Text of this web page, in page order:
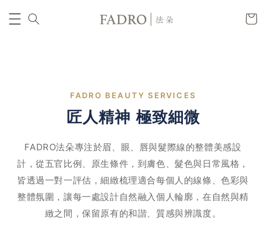
FADRO BEAUTY SERVICES
匠人精神 極致細微
FADRO法朵專注於眉、眼、唇與髮際線的整體美感設
計，從五官比例、原生條件，到膚色、髮色與日常風格，
皆透過一對一評估，細緻梳理適合每個人的線條、色彩與
整體氛圍，讓每一處設計自然融入個人輪廓，在自然與精
緻之間，保留原有的和諧、質感與辨識度。